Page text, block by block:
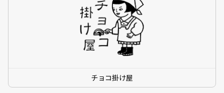
チョコ掛け屋